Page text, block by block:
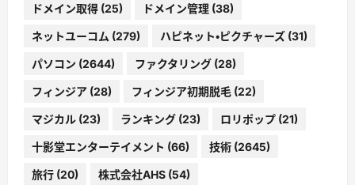
ドメイン取得 (25) ドメイン管理 (38)
ネットユーコム (279) ハピネット・ピクチャーズ (31)
パソコン (2644) ファクタリング (28)
フィンジア (28) フィンジア初期脱毛 (22)
マジカル (23) ランキング (23) ロリポップ (21)
十影堂エンターテイメント (66) 技術 (2645)
旅行 (20) 株式会社AHS (54)